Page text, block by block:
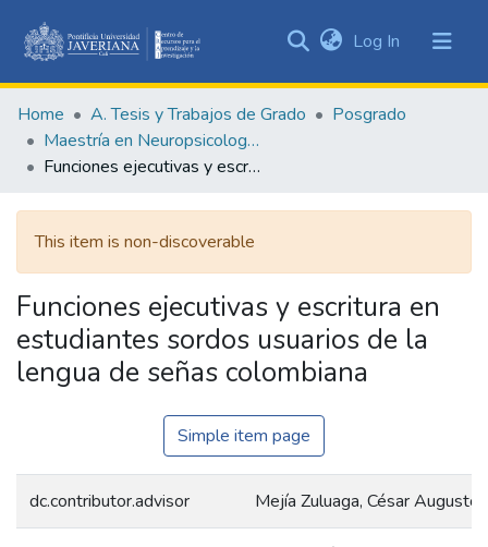
&
Collections
All of DSpace
Statistics
Log In (current)
Home A. Tesis y Trabajos de Grado
Posgrado
Maestría en Neuropsicología Clínica
Funciones ejecutivas y escritura en estudiantes sordos usuarios de la lengua de señas colombiana
This item is non-discoverable
Funciones ejecutivas y escritura en
estudiantes sordos usuarios de la
lengua de señas colombiana
Simple item page
dc.contributor.advisor Mejía Zuluaga, César Augusto